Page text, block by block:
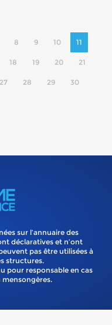
8 9 10 11
18 19 20 21
27 28 29 30
sur l’annuaire des
déclaratives et n’ont
pas être utilisées à
structures.
pour responsable en cas